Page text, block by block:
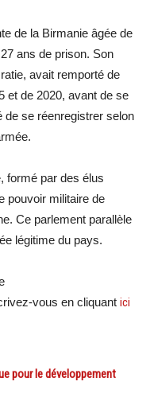
de la Birmanie âgée de
ans de prison. Son
avait remporté de
et de 2020, avant de se
de se réenregistrer selon
formé par des élus
pouvoir militaire de
Ce parlement parallèle
légitime du pays.
vous en cliquant ici
pour le développement